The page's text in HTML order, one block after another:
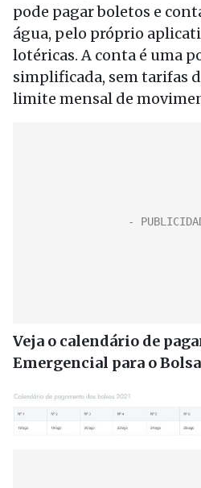
pode pagar boletos e
água, pelo próprio
lotéricas. A conta é uma
simplificada, sem tarifas
limite mensal de
Veja o calendário de
Emergencial para o